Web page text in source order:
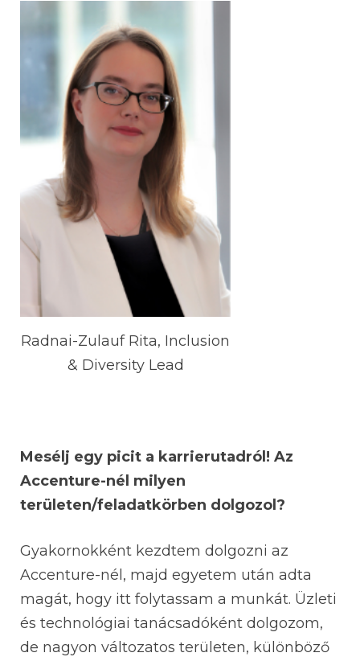
Radnai-Zulauf Rita, Inclusion
& Diversity Lead
Mesélj egy picit a karrierutadról! Az
Accenture-nél milyen
területen/feladatkörben dolgozol?
Gyakornokként kezdtem dolgozni az
Accenture-nél, majd egyetem után adta
magát, hogy itt folytassam a munkát. Üzleti
és technológiai tanácsadóként dolgozom,
de nagyon változatos területen, különböző